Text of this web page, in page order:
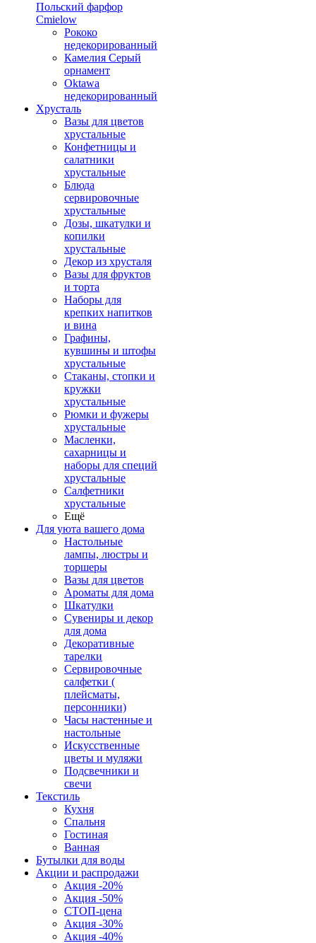
Польский фарфор
Сmielow
Рококо
недекорированный
Камелия Серый
орнамент
Oktawa
недекорированный
Хрусталь
Вазы для цветов
хрустальные
Конфетницы и
салатники
хрустальные
Блюда
сервировочные
хрустальные
Дозы, шкатулки и
копилки
хрустальные
Декор из хрусталя
Вазы для фруктов
и торта
Наборы для
крепких напитков
и вина
Графины,
кувшины и штофы
хрустальные
Стаканы, стопки и
кружки
хрустальные
Рюмки и фужеры
хрустальные
Масленки,
сахарницы и
наборы для специй
хрустальные
Салфетники
хрустальные
Ещё
Для уюта вашего дома
Настольные
лампы, люстры и
торшеры
Вазы для цветов
Ароматы для дома
Шкатулки
Сувениры и декор
для дома
Декоративные
тарелки
Сервировочные
салфетки (
плейсматы,
персонники)
Часы настенные и
настольные
Искусственные
цветы и муляжи
Подсвечники и
свечи
Текстиль
Кухня
Спальня
Гостиная
Ванная
Бутылки для воды
Акции и распродажи
Акция -20%
Акция -50%
СТОП-цена
Акция -30%
Акция -40%